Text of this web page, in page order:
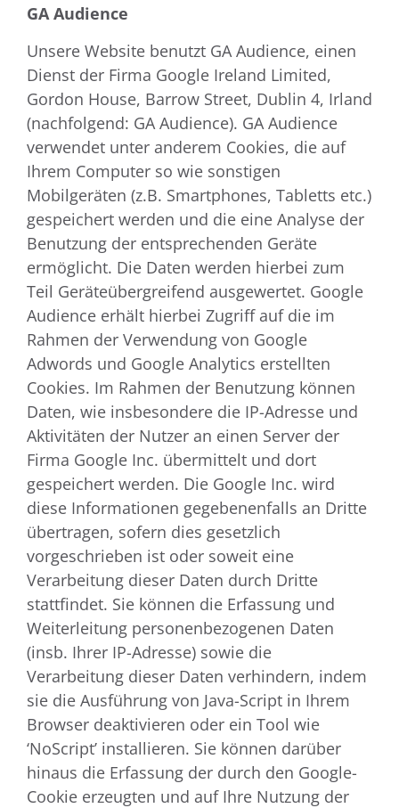
GA Audience
Unsere Website benutzt GA Audience, einen
Dienst der Firma Google Ireland Limited,
Gordon House, Barrow Street, Dublin 4, Irland
(nachfolgend: GA Audience). GA Audience
verwendet unter anderem Cookies, die auf
Ihrem Computer so wie sonstigen
Mobilgeräten (z.B. Smartphones, Tabletts etc.)
gespeichert werden und die eine Analyse der
Benutzung der entsprechenden Geräte
ermöglicht. Die Daten werden hierbei zum
Teil Geräteübergreifend ausgewertet. Google
Audience erhält hierbei Zugriff auf die im
Rahmen der Verwendung von Google
Adwords und Google Analytics erstellten
Cookies. Im Rahmen der Benutzung können
Daten, wie insbesondere die IP-Adresse und
Aktivitäten der Nutzer an einen Server der
Firma Google Inc. übermittelt und dort
gespeichert werden. Die Google Inc. wird
diese Informationen gegebenenfalls an Dritte
übertragen, sofern dies gesetzlich
vorgeschrieben ist oder soweit eine
Verarbeitung dieser Daten durch Dritte
stattfindet. Sie können die Erfassung und
Weiterleitung personenbezogenen Daten
(insb. Ihrer IP-Adresse) sowie die
Verarbeitung dieser Daten verhindern, indem
sie die Ausführung von Java-Script in Ihrem
Browser deaktivieren oder ein Tool wie
‘NoScript’ installieren. Sie können darüber
hinaus die Erfassung der durch den Google-
Cookie erzeugten und auf Ihre Nutzung der